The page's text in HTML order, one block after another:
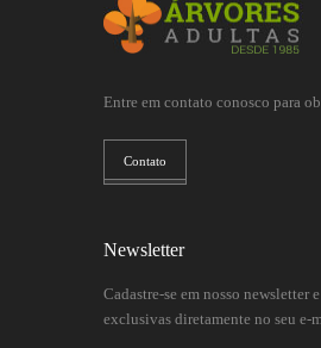
Entre em contato conosco para
Contato
Newsletter
Cadastre-se em nosso newsletter
exclusivas diretamente no seu e-